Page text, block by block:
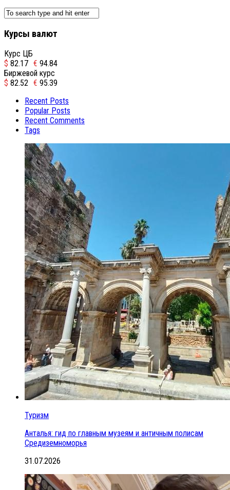
Курсы валют
Курс ЦБ
$ 82.17 € 94.84
Биржевой курс
$ 82.52 € 95.39
Recent Posts
Popular Posts
Recent Comments
Tags
Туризм
Анталья: гид по главным музеям и античным полисам
Средиземноморья
31.07.2026